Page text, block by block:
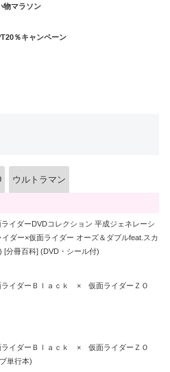
物マラソン
％キャンペーン
ウルトラマン
ライダーDVDコレクション 平成ジェネレーシ
ダー×仮面ライダー オーズ＆ダブルfeat.スカ
[分冊百科] (DVD・シール付)
ライダーＢｌａｃｋ × 仮面ライダーＺＯ
ライダーＢｌａｃｋ × 仮面ライダーＺＯ
単行本)